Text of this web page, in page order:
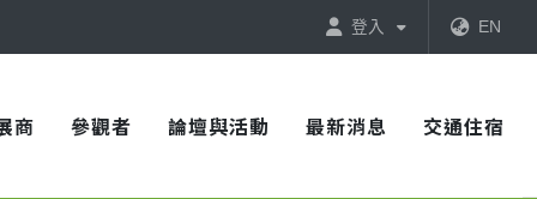
登入 EN
商 參觀者 論壇與活動 最新消息 交通住宿